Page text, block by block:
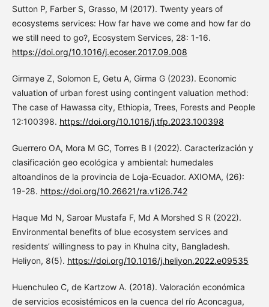
Sutton P, Farber S, Grasso, M (2017). Twenty years of
ecosystems services: How far have we come and how far do
we still need to go?, Ecosystem Services, 28: 1-16.
https://doi.org/10.1016/j.ecoser.2017.09.008
Girmaye Z, Solomon E, Getu A, Girma G (2023). Economic
valuation of urban forest using contingent valuation method:
The case of Hawassa city, Ethiopia, Trees, Forests and People
12:100398. https://doi.org/10.1016/j.tfp.2023.100398
Guerrero OA, Mora M GC, Torres B I (2022). Caracterización y
clasificación geo ecológica y ambiental: humedales
altoandinos de la provincia de Loja-Ecuador. AXIOMA, (26):
19-28. https://doi.org/10.26621/ra.v1i26.742
Haque Md N, Saroar Mustafa F, Md A Morshed S R (2022).
Environmental benefits of blue ecosystem services and
residents’ willingness to pay in Khulna city, Bangladesh.
Heliyon, 8(5). https://doi.org/10.1016/j.heliyon.2022.e09535
Huenchuleo C, de Kartzow A. (2018). Valoración económica
de servicios ecosistémicos en la cuenca del río Aconcagua,